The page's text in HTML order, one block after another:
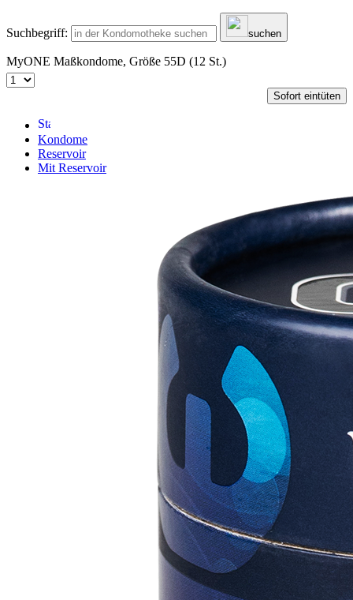
Suchbegriff: suchen
MyONE Maßkondome, Größe 55D (12 St.)
Sofort eintüten
Kondome
Reservoir
Mit Reservoir